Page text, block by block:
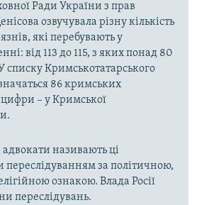
Ради України з прав
озвучувала різну кількість
які перебувають у
від 113 до 115, з яких понад 80
списку Кримськотатарського
86 кримських
цифри – у Кримської
називають ці
переслідуванням за політичною,
ознакою. Влада Росії
переслідувань.